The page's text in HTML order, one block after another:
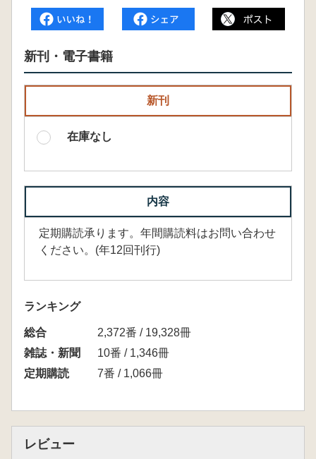
新刊・電子書籍
新刊
在庫なし
内容
定期購読承ります。年間購読料はお問い合わせ
ください。(年12回刊行)
ランキング
総合
2,372番 / 19,328冊
雑誌・新聞
10番 / 1,346冊
定期購読
7番 / 1,066冊
レビュー